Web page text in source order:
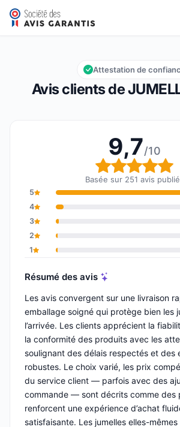
JUMELLES.COM
Note globale : 9,7 sur 10
9,7/10
Avis clients de
Attestation de
9,7/10
Note
Basée sur 251 avis
5
4
3
2
1
Résumé des avis
Les avis convergent sur une livraison
emballage soigné qui protège bien les
l’arrivée. Les clients apprécient la
la conformité des produits avec les
soulignant des délais respectés et des
robustes. Le choix varié, les prix
du service client — parfois avec des
commande — sont décrits comme des
renforcent une expérience d’achat
satisfaisante. Les jumelles elles-